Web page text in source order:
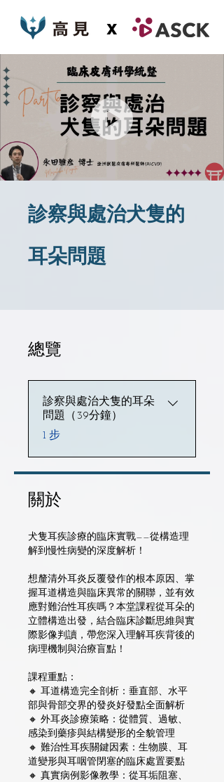
x
診察與處治犬隻的
耳朵問題
總覽
診察與處治犬隻的耳朵
問題（39分鐘）
.1 步
關於
犬隻耳疾診療的臨床實戰——從構造理
解到慢性病變的深度解析！
想釐清外耳炎反覆發作的根本原因、掌
握耳道構造與臨床異常的關聯，並有效
應對難治性耳疾嗎？本堂課程從耳朵的
立體構造出發，結合臨床診斷思維與實
際影像判讀，帶您深入理解耳疾背後的
病理機制與治療盲點！
課程重點：
🔸 耳道構造完全剖析：垂直部、水平
部與骨部交界的發炎好發點全面解析
🔸 外耳炎診療策略：從體質、過敏、
感染到藥疹與結構變形的全貌管理
🔸 難治性耳疾關鍵因素：生物膜、耳
道變形與耳咽管閉塞的臨床處置要點
🔸 真實病例影像教學：從耳垢阻塞、